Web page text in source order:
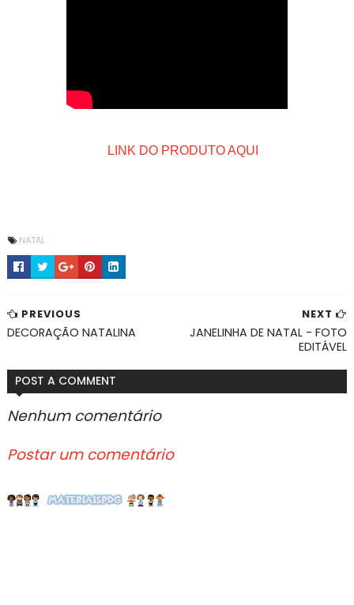
LINK DO PRODUTO AQUI
NATAL
NEXT
JANELINHA DE NATAL - FOTO
EDITÁVEL
PREVIOUS
DECORAÇÃO NATALINA
POST A COMMENT
Nenhum comentário
Postar um comentário